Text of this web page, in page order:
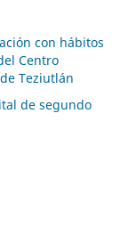
con hábitos
Centro
Teziutlán
de segundo